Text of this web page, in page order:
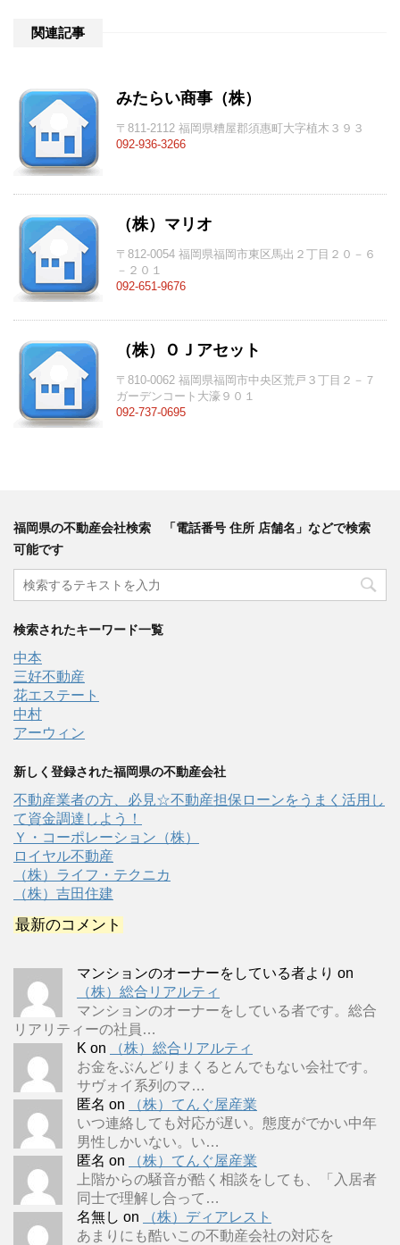
関連記事
みたらい商事（株）
〒811-2112 福岡県糟屋郡須惠町大字植木３９３
092-936-3266
（株）マリオ
〒812-0054 福岡県福岡市東区馬出２丁目２０－６
－２０１
092-651-9676
（株）ＯＪアセット
〒810-0062 福岡県福岡市中央区荒戸３丁目２－７
ガーデンコート大濠９０１
092-737-0695
福岡県の不動産会社検索 「電話番号 住所 店舗名」などで検索
可能です
検索されたキーワード一覧
中本
三好不動産
花エステート
中村
アーウィン
新しく登録された福岡県の不動産会社
不動産業者の方、必見☆不動産担保ローンをうまく活用し
て資金調達しよう！
Ｙ・コーポレーション（株）
ロイヤル不動産
（株）ライフ・テクニカ
（株）吉田住建
最新のコメント
マンションのオーナーをしている者より on
（株）総合リアルティ
マンションのオーナーをしている者です。総合
リアリティーの社員…
K on
（株）総合リアルティ
お金をぶんどりまくるとんでもない会社です。
サヴォイ系列のマ…
匿名 on
（株）てんぐ屋産業
いつ連絡しても対応が遅い。態度がでかい中年
男性しかいない。い…
匿名 on
（株）てんぐ屋産業
上階からの騒音が酷く相談をしても、「入居者
同士で理解し合って…
名無し on
（株）ディアレスト
あまりにも酷いこの不動産会社の対応を